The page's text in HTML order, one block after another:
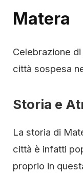
Matera
Celebrazione
città sospesa
Storia e
La storia di
città è infatti
proprio in